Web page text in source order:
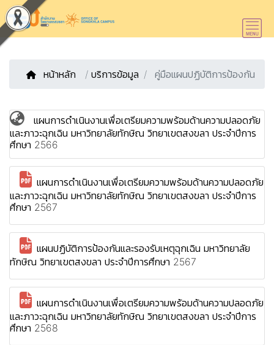
หน้าหลัก / บริการข้อมูล คู่มือแผนปฏิบัติการป้องกัน
แผนการดำเนินงานเพื่อเตรียมความพร้อมด้านความปลอดภัย
และภาวะฉุกเฉิน มหาวิทยาลัยทักษิณ วิทยาเขตสงขลา ประจำปีการ
ศึกษา 2566
แผนการดำเนินงานเพื่อเตรียมความพร้อมด้านความปลอดภัย
และภาวะฉุกเฉิน มหาวิทยาลัยทักษิณ วิทยาเขตสงขลา ประจำปีการ
ศึกษา 2567
แผนปฏิบัติการป้องกันและรองรับเหตุฉุกเฉิน มหาวิทยาลัย
ทักษิณ วิทยาเขตสงขลา ประจำปีการศึกษา 2567
แผนการดำเนินงานเพื่อเตรียมความพร้อมด้านความปลอดภัย
และภาวะฉุกเฉิน มหาวิทยาลัยทักษิณ วิทยาเขตสงขลา ประจำปีการ
ศึกษา 2568